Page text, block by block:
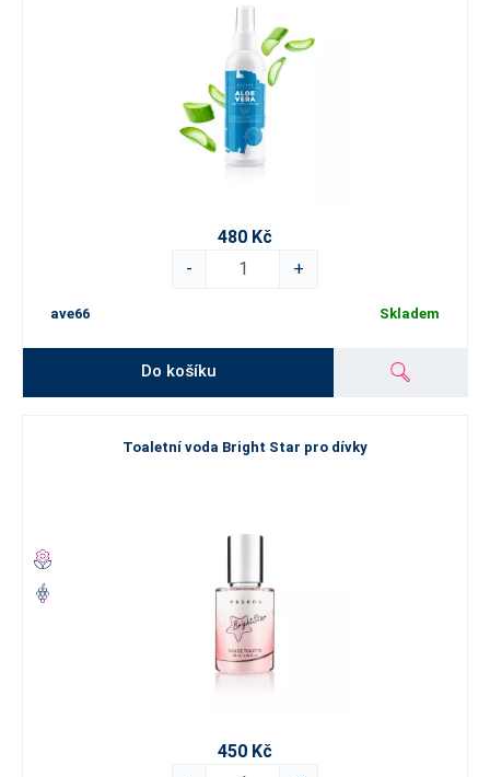
480 Kč
-
+
ave66 Skladem
Do košíku
Toaletní voda Bright Star pro dívky
450 Kč